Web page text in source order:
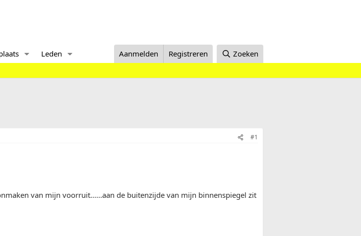
Leden Aanmelden Registreren Zoeken
#1
van mijn voorruit......aan de buitenzijde van mijn binnenspiegel zit